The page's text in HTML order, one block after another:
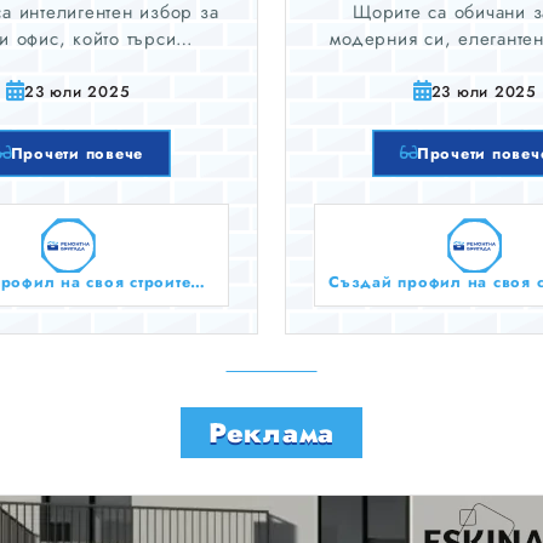
интелигентен избор за
офис, който търси
модерна обработка,
за почистване от
завесите.
23 юли 2025
Прочети повече
Създай профил на своя строителен бизнес тук безплатно!
Щорите са обичани
модерния си,
обзавеждане за
материали, от които да
23 юли 2025
Прочети
Реклама